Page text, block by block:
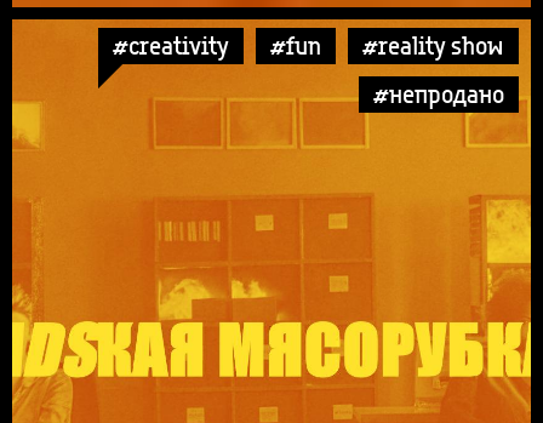
#creativity #fun
#reality show
#непродано